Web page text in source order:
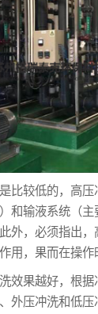
比较低的，高
和输液系统（
外，必须指出
用，果而在操作
效果越好，根
外压冲洗和低